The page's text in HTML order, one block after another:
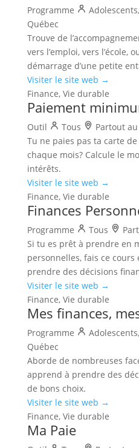
Programme
Québec
Trouve de
vers l’emploi, vers l’école,
démarrage d’une petite
Visiter le site web →
Finance, Vie durable
Paiement
Outil Tous
Partout
Tu ne paies pas ta carte
chaque mois? Calcule le
intérêts.
Visiter le site web →
Finance, Vie durable
Finances
Programme Tous
Si tu es prêt à prendre en
personnelles, fais ce cours
prendre des décisions
Visiter le site web →
Finance, Vie durable
Mes finances,
Programme
Québec
Aborde de nombreuses
apprend à prendre des
de bons choix.
Visiter le site web →
Finance, Vie durable
Ma Paie